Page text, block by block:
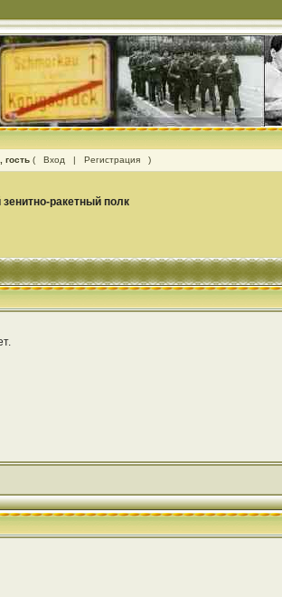
гость ( Вход | Регистрация )
зенитно-ракетный полк